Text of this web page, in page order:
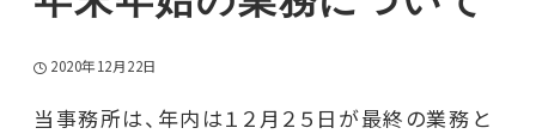
2020年12月22日
当事務所は、年内は１２月２５日が最終の業務と